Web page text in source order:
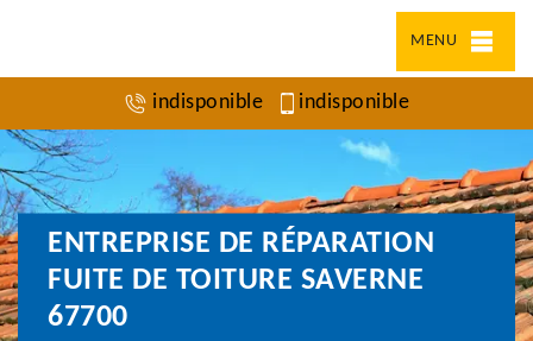
MENU
indisponible indisponible
ENTREPRISE DE RÉPARATION
FUITE DE TOITURE SAVERNE
67700